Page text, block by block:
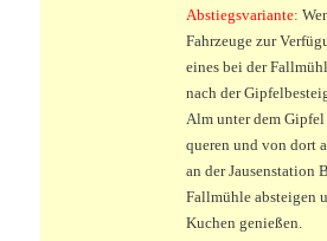
Abstiegsvariante:
Fahrzeuge zur
eines bei der
nach der
Alm unter dem
queren und von dort
an der Jausenstation
Fallmühle absteigen
Kuchen genießen.